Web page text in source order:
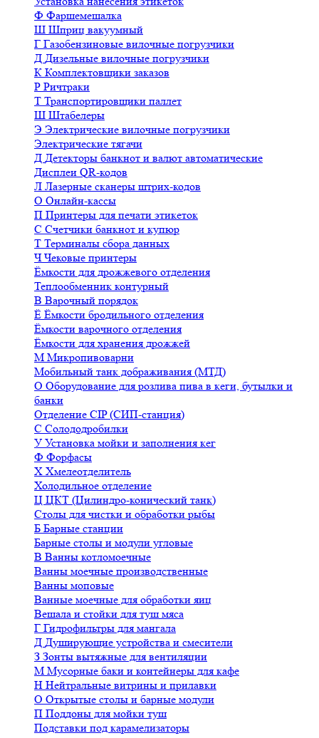
Ф Фаршемешалка
Ш Шприц вакуумный
Г Газобензиновые вилочные погрузчики
Д Дизельные вилочные погрузчики
К Комплектовщики заказов
Р Ричтраки
Т Транспортировщики паллет
Ш Штабелеры
Э Электрические вилочные погрузчики
Электрические тягачи
Д Детекторы банкнот и валют автоматические
Дисплеи QR-кодов
Л Лазерные сканеры штрих-кодов
О Онлайн-кассы
П Принтеры для печати этикеток
С Счетчики банкнот и купюр
Т Терминалы сбора данных
ЧЧековые принтеры
Ёмкости для дрожжевого отделения
Теплообменник контурный
В Варочный порядок
Ё Ёмкости бродильного отделения
Ёмкости варочного отделения
Ёмкости для хранения дрожжей
М Микропивоварни
Мобильный танк дображивания (МТД)
О Оборудование для розлива пива в кеги, бутылки и
банки
Отделение CIP (СИП-станция)
С Солододробилки
У Установка мойки и заполнения кег
Ф Форфасы
Х Хмелеотделитель
Холодильное отделение
Ц ЦКТ (Цилиндро-конический танк)
Столы для чистки и обработки рыбы
Б Барные станции
Барные столы и модули угловые
В Ванны котломоечные
Ванны моечные производственные
Ванны моповые
Ванные моечные для обработки яиц
Вешала и стойки для туш мяса
Г Гидрофильтры для мангала
Д Душирующие устройства и смесители
З Зонты вытяжные для вентиляции
М Мусорные баки и контейнеры для кафе
Н Нейтральные витрины и прилавки
О Открытые столы и барные модули
П Поддоны для мойки туш
Подставки под карамелизаторы